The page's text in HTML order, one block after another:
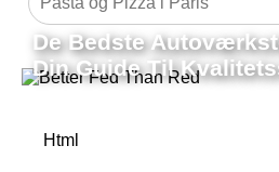
De Bedste
Din Guide Til
Html